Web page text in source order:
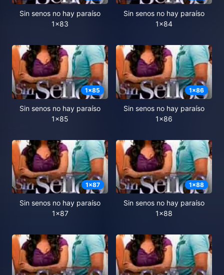
Sin senos no hay paraíso
1x83
Sin senos no hay paraíso
1x84
1x85
Sin senos no hay paraíso
1x85
1x86
Sin senos no hay paraíso
1x86
1x87
Sin senos no hay paraíso
1x87
1x88
Sin senos no hay paraíso
1x88